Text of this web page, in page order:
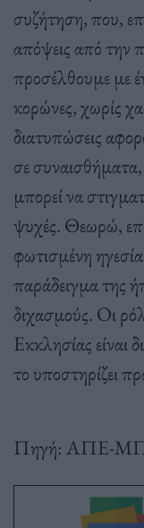
συζήτηση, που,
απόψεις από την
προσέλθουμε με
κορώνες, χωρίς
διατυπώσεις
σε συναισθήματα,
μπορεί να
ψυχές. Θεωρώ,
φωτισμένη
παράδειγμα της
διχασμούς. Οι
Εκκλησίας είναι
το υποστηρίζει
Πηγή: ΑΠΕ-